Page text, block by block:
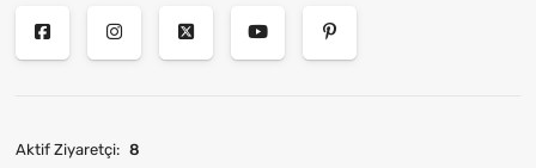
Aktif Ziyaretçi: 8